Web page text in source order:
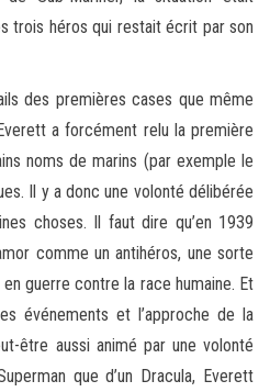
trois héros qui restait écrit par son
des premières cases que même
a forcément relu la première
noms de marins (par exemple le
Il y a donc une volonté délibérée
choses. Il faut dire qu’en 1939
comme un antihéros, une sorte
guerre contre la race humaine. Et
événements et l’approche de la
être aussi animé par une volonté
que d’un Dracula, Everett